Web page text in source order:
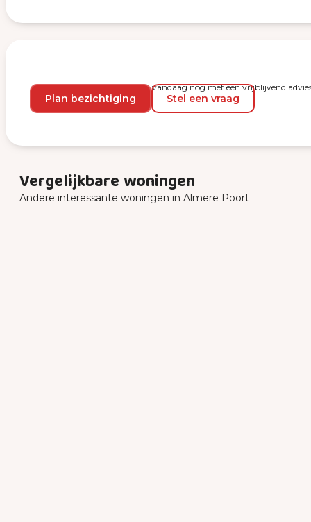
Plan een bezichtiging en start vandaag nog met een vrijblijvend
Plan bezichtiging Stel een vraag
Vergelijkbare woningen
Andere interessante woningen in Almere Poort